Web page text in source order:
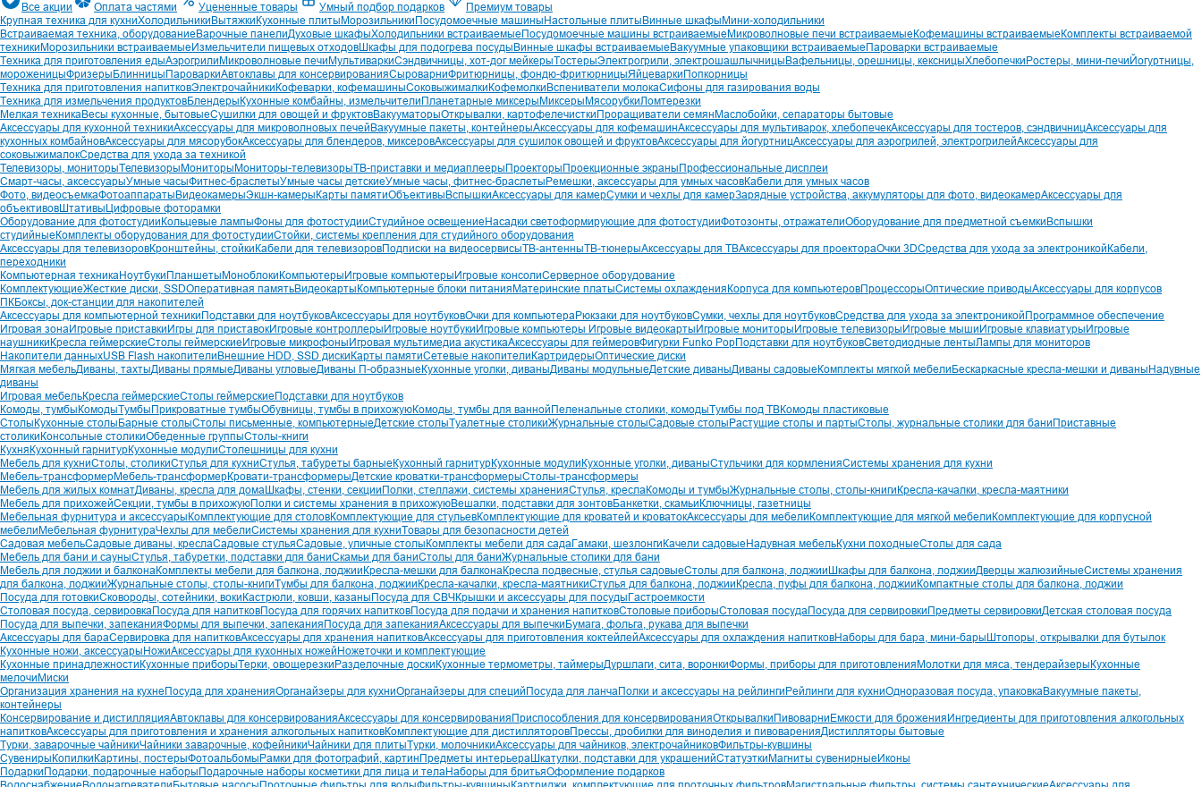
Все акции
Оплата частями Уцененные товары Умный подбор подарков
Премиум товары
Крупная техника для кухниХолодильники Вытяжки Кухонные плиты Морозильники Посудомоечные машины Настольные плиты Винные шкафы Мини-холодильники
Встраиваемая техника, оборудованиеВарочные панелиДуховые шкафыХолодильники встраиваемыеПосудомоечные машины встраиваемыеМикроволновые печи встраиваемыеКофемашины встраиваемыеКомплекты встраиваемой
техники Морозильники встраиваемыеИзмельчители пищевых отходовШкафы для подогрева посуды Винные шкафы встраиваемыеВакуумные упаковщики встраиваемыеПароварки встраиваемые
Техника для приготовления едыАэрогрили Микроволновые печи МультиваркиСэндвичницы, хот-дог мейкерыТостерыЭлектрогрили, электрошашлычницы Вафельницы, орешницы, кексницыХлебопечки Ростеры, мини-печи Йогуртницы,
мороженицыФризеры Блинницы ПароваркиАвтоклавы для консервированияСыроварниФритюрницы, фондю-фритюрницыЯйцеварки Попкорницы
Техника для приготовления напитковЭлектрочайники Кофеварки, кофемашиныСоковыжималки Кофемолки Вспениватели молокаСифоны для газирования воды
Техника для измельчения продуктовБлендеры Кухонные комбайны, измельчители Планетарные миксеры Миксеры МясорубкиЛомтерезки
Мелкая техника Весы кухонные, бытовыеСушилки для овощей и фруктовВакууматорыОткрывалки, картофелечистки Проращиватели семян Маслобойки, сепараторы бытовые
Аксессуары для кухонной техникиАксессуары для микроволновых печей Вакуумные пакеты, контейнерыАксессуары для кофемашинАксессуары для мультиварок, хлебопечекАксессуары для тостеров, сэндвичницАксессуары для
кухонных комбайновАксессуары для мясорубокАксессуары для блендеров, миксеровАксессуары для сушилок овощей и фруктовАксессуары для йогуртницАксессуары для аэрогрилей, электрогрилейАксессуары для
соковыжималокСредства для ухода за техникой
Телевизоры, мониторыТелевизоры Мониторы Мониторы-телевизорыТВ-приставки и медиаплееры Проекторы Проекционные экраны Профессиональные дисплеи
Смарт-часы, аксессуарыУмные часыФитнес-браслетыУмные часы детскиеУмные часы, фитнес-браслеты Ремешки, аксессуары для умных часовКабели для умных часов
Фото, видеосъемкаФотоаппараты ВидеокамерыЭкшн-камеры Карты памятиОбъективы ВспышкиАксессуары для камерСумки и чехлы для камерЗарядные устройства, аккумуляторы для фото, видеокамерАксессуары для
объективовШтативы Цифровые фоторамки
Оборудование для фотостудии Кольцевые лампыФоны для фотостудииСтудийное освещениеНасадки светоформирующие для фотостудииФотозонты, отражателиОборудование для предметной съемки Вспышки
студийныеКомплекты оборудования для фотостудииСтойки, системы крепления для студийного оборудования
Аксессуары для телевизоровКронштейны, стойки Кабели для телевизоровПодписки на видеосервисыТВ-антенныТВ-тюнерыАксессуары для ТВАксессуары для проектораОчки 3DСредства для ухода за электроникой Кабели,
переходники
Компьютерная техника Ноутбуки Планшеты Моноблоки Компьютеры Игровые компьютеры Игровые консолиСерверное оборудование
КомплектующиеЖесткие диски, SSDОперативная памятьВидеокарты Компьютерные блоки питания Материнские платыСистемы охлаждения Корпуса для компьютеровПроцессорыОптические приводыАксессуары для корпусов
ПКБоксы, док-станции для накопителей
Аксессуары для компьютерной техники Подставки для ноутбуковАксессуары для ноутбуковОчки для компьютера Рюкзаки для ноутбуковСумки, чехлы для ноутбуковСредства для ухода за электроникой Программное обеспечение
Игровая зона Игровые приставки Игры для приставокИгровые контроллеры Игровые ноутбуки Игровые компьютеры Игровые видеокарты Игровые мониторы Игровые телевизоры Игровые мыши Игровые клавиатуры Игровые
наушники Кресла геймерскиеСтолы геймерскиеИгровые микрофоны Игровая мультимедиа акустикаАксессуары для геймеровФигурки Funko PopПодставки для ноутбуковСветодиодные лентыЛампы для мониторов
Накопители данныхUSB Flash накопители Внешние HDD, SSD диски Карты памятиСетевые накопители КартридерыОптические диски
Мягкая мебельДиваны, тахтыДиваны прямыеДиваны угловыеДиваны П-образныеКухонные уголки, диваныДиваны модульныеДетские диваныДиваны садовыеКомплекты мягкой мебели Бескаркасные кресла-мешки и диваны Надувные
диваны
Игровая мебельКресла геймерскиеСтолы геймерскиеПодставки для ноутбуков
Комоды, тумбы КомодыТумбы Прикроватные тумбыОбувницы, тумбы в прихожуюКомоды, тумбы для ванной Пеленальные столики, комодыТумбы под ТВКомоды пластиковые
Столы Кухонные столы Барные столыСтолы письменные, компьютерныеДетские столыТуалетные столикиЖурнальные столыСадовые столы Растущие столы и партыСтолы, журнальные столики для бани Приставные
столики Консольные столикиОбеденные группыСтолы-книги
Кухня Кухонный гарнитурКухонные модулиСтолешницы для кухни
Мебель для кухниСтолы, столикиСтулья для кухниСтулья, табуреты барныеКухонный гарнитурКухонные модули Кухонные уголки, диваныСтульчики для кормленияСистемы хранения для кухни
Мебель-трансформерМебель-трансформерКровати-трансформерыДетские кроватки-трансформерыСтолы-трансформеры
Мебель для жилых комнатДиваны, кресла для дома Шкафы, стенки, секции Полки, стеллажи, системы храненияСтулья, кресла Комоды и тумбыЖурнальные столы, столы-книги Кресла-качалки, кресла-маятники
Мебель для прихожейСекции, тумбы в прихожуюПолки и системы хранения в прихожуюВешалки, подставки для зонтовБанкетки, скамьи Ключницы, газетницы
Мебельная фурнитура и аксессуары Комплектующие для столовКомплектующие для стульевКомплектующие для кроватей и кроватокАксессуары для мебели Комплектующие для мягкой мебели Комплектующие для корпусной
мебели Мебельная фурнитураЧехлы для мебелиСистемы хранения для кухниТовары для безопасности детей
Садовая мебельСадовые диваны, креслаСадовые стульяСадовые, уличные столы Комплекты мебели для сада Гамаки, шезлонги Качели садовыеНадувная мебельКухни походныеСтолы для сада
Мебель для бани и сауныСтулья, табуретки, подставки для баниСкамьи для баниСтолы для баниЖурнальные столики для бани
Мебель для лоджии и балкона Комплекты мебели для балкона, лоджии Кресла-мешки для балкона Кресла подвесные, стулья садовыеСтолы для балкона, лоджии Шкафы для балкона, лоджииДверцы жалюзийныеСистемы хранения
для балкона, лоджииЖурнальные столы, столы-книгиТумбы для балкона, лоджии Кресла-качалки, кресла-маятникиСтулья для балкона, лоджии Кресла, пуфы для балкона, лоджии Компактные столы для балкона, лоджии
Посуда для готовкиСковороды, сотейники, воки Кастрюли, ковши, казаны Посуда для СВЧ Крышки и аксессуары для посуды Гастроемкости
Столовая посуда, сервировка Посуда для напитковПосуда для горячих напитковПосуда для подачи и хранения напитковСтоловые приборыСтоловая посуда Посуда для сервировки Предметы сервировкиДетская столовая посуда
Посуда для выпечки, запеканияФормы для выпечки, запекания Посуда для запеканияАксессуары для выпечки Бумага, фольга, рукава для выпечки
Аксессуары для бараСервировка для напитковАксессуары для хранения напитковАксессуары для приготовления коктейлейАксессуары для охлаждения напитковНаборы для бара, мини-бары Штопоры, открывалки для бутылок
Кухонные ножи, аксессуары НожиАксессуары для кухонных ножей Ножеточки и комплектующие
Кухонные принадлежности Кухонные приборыТерки, овощерезки Разделочные доски Кухонные термометры, таймерыДуршлаги, сита, воронкиФормы, приборы для приготовления Молотки для мяса, тендерайзеры Кухонные
мелочи Миски
Организация хранения на кухнеПосуда для храненияОрганайзеры для кухниОрганайзеры для специй Посуда для ланча Полки и аксессуары на рейлинги Рейлинги для кухниОдноразовая посуда, упаковка Вакуумные пакеты,
контейнеры
Консервирование и дистилляцияАвтоклавы для консервированияАксессуары для консервирования Приспособления для консервированияОткрывалки Пивоварни Емкости для брожения Ингредиенты для приготовления алкогольных
напитковАксессуары для приготовления и хранения алкогольных напитковКомплектующие для дистилляторовПрессы, дробилки для виноделия и пивоваренияДистилляторы бытовые
Турки, заварочные чайникиЧайники заварочные, кофейникиЧайники для плитыТурки, молочникиАксессуары для чайников, электрочайниковФильтры-кувшины
Сувениры Копилки Картины, постерыФотоальбомы Рамки для фотографий, картин Предметы интерьера Шкатулки, подставки для украшенийСтатуэтки Магниты сувенирныеИконы
Подарки Подарки, подарочные наборы Подарочные наборы косметики для лица и тела Наборы для бритьяОформление подарков